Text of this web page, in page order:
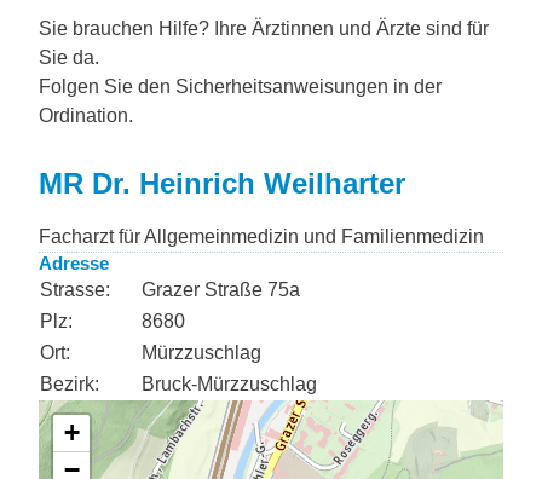
Sie brauchen Hilfe? Ihre Ärztinnen und Ärzte sind für
Sie da.
Folgen Sie den Sicherheitsanweisungen in der
Ordination.
MR Dr. Heinrich Weilharter
Facharzt für Allgemeinmedizin und Familienmedizin
Adresse
Strasse:
Grazer Straße 75a
Plz:
8680
Ort:
Mürzzuschlag
Bezirk:
Bruck-Mürzzuschlag